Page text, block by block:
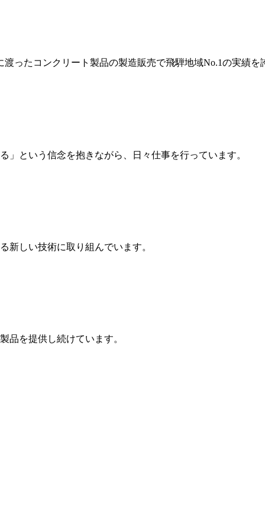
ったコンクリート製品の製造販売で飛騨地域No.1の実績を
という信念を抱きながら、日々仕事を行っています。
新しい技術に取り組んでいます。
品を提供し続けています。